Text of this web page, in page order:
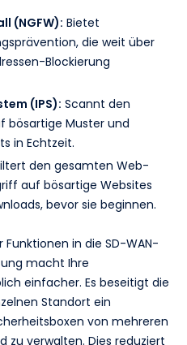
(NGFW): Bietet
die weit über
Blockierung
(IPS): Scannt den
bösartige Muster und
in Echtzeit.
den gesamten Web-
auf bösartige Websites
bevor sie beginnen.
in die SD-WAN-
macht Ihre
einfacher. Es beseitigt die
Standort ein
von mehreren
zu verwalten. Dies reduziert